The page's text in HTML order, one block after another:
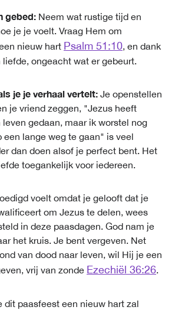
gebed: Neem wat rustige tijd en
je je voelt. Vraag Hem om
nieuw hart Psalm 51:10, en dank
liefde, ongeacht wat er gebeurt.
je je verhaal vertelt: Je openstellen
je vriend zeggen, "Jezus heeft
gedaan, maar ik worstel nog
een lange weg te gaan" is veel
dan doen alsof je perfect bent. Het
toegankelijk voor iedereen.
voelt omdat je gelooft dat je
om Jezus te delen, wees
in deze paasdagen. God nam je
het kruis. Je bent vergeven. Net
van dood naar leven, wil Hij je een
vrij van zonde Ezechiël 36:26.
dit paasfeest een nieuw hart zal